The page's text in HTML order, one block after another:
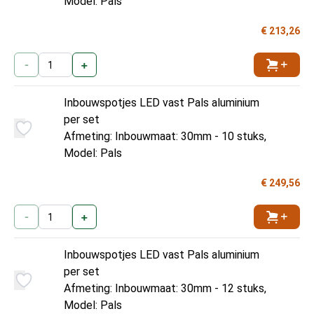
€ 213,26
- +
Inbouwspotjes LED vast Pals aluminium
per set
Afmeting: Inbouwmaat: 30mm - 10 stuks,
Model: Pals
€ 249,56
- +
Inbouwspotjes LED vast Pals aluminium
per set
Afmeting: Inbouwmaat: 30mm - 12 stuks,
Model: Pals